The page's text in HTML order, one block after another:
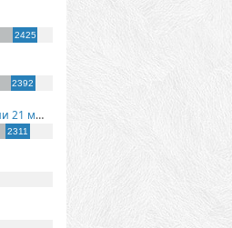
2425
2392
Поздравляю с днём поэзии 21 марта!
2311